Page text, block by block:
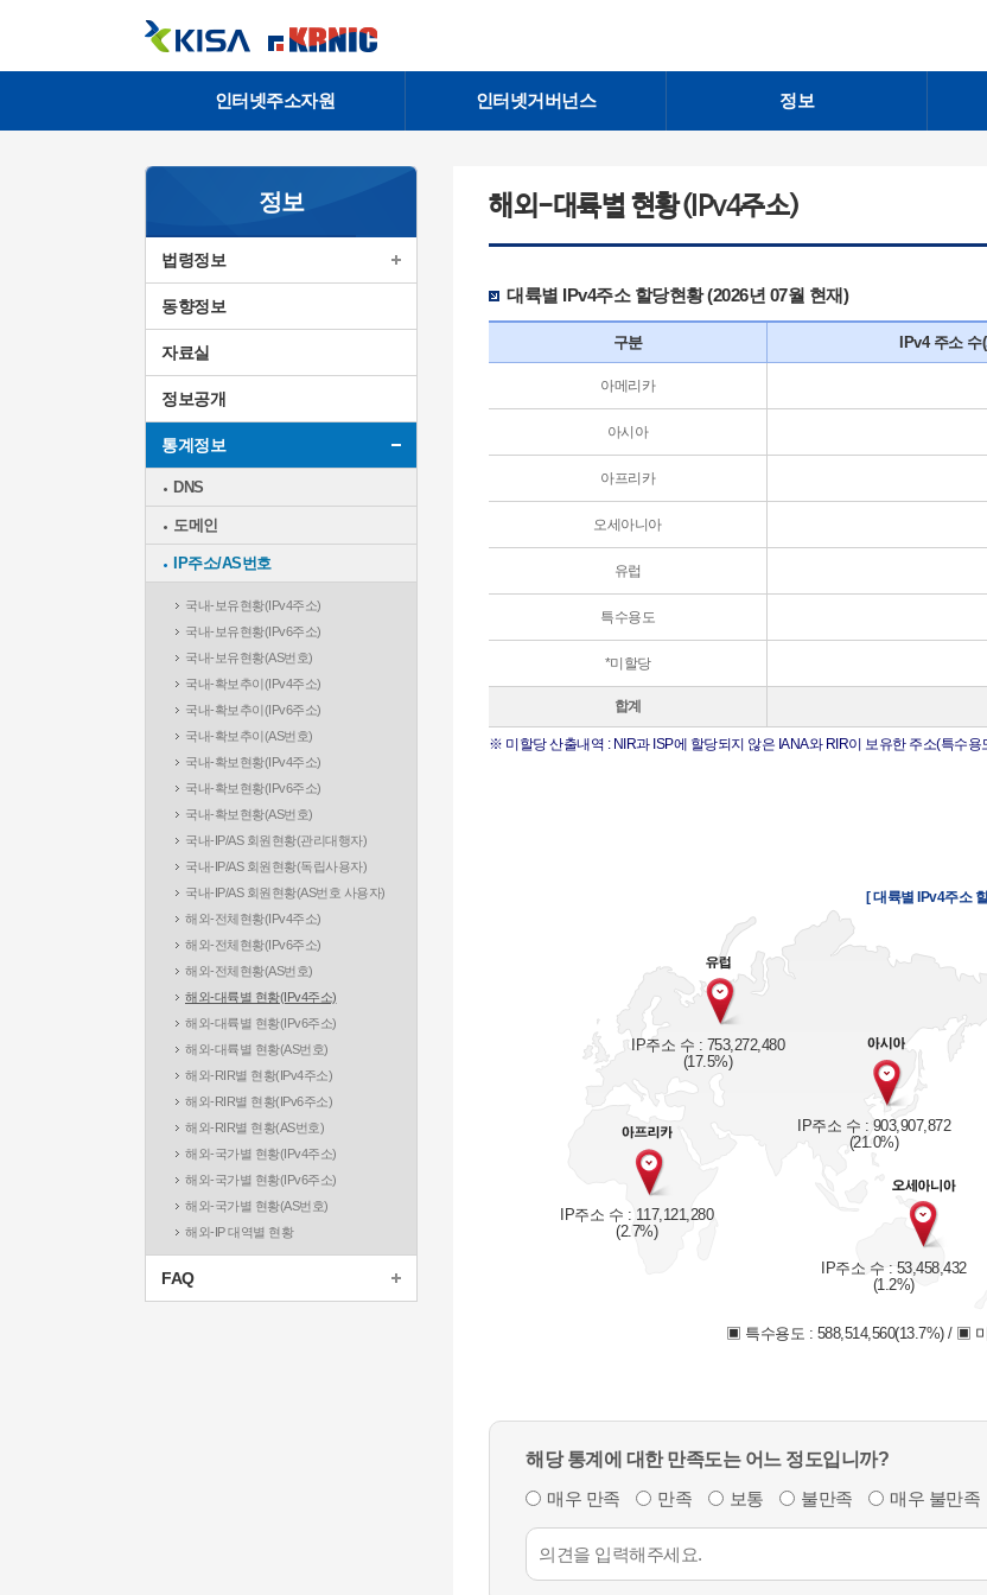
인터넷주소자원 인터넷거버넌스 정보
정보
법령정보
동향정보
자료실
정보공개
통계정보
DNS
도메인
IP주소/AS번호
국내-보유현황(IPv4주소)
국내-보유현황(IPv6주소)
국내-보유현황(AS번호)
국내-확보추이(IPv4주소)
국내-확보추이(IPv6주소)
국내-확보추이(AS번호)
국내-확보현황(IPv4주소)
국내-확보현황(IPv6주소)
국내-확보현황(AS번호)
국내-IP/AS 회원현황(관리대행자)
국내-IP/AS 회원현황(독립사용자)
국내-IP/AS 회원현황(AS번호 사용자)
해외-전체현황(IPv4주소)
해외-전체현황(IPv6주소)
해외-전체현황(AS번호)
해외-대륙별 현황(IPv4주소)
해외-대륙별 현황(IPv6주소)
해외-대륙별 현황(AS번호)
해외-RIR별 현황(IPv4주소)
해외-RIR별 현황(IPv6주소)
해외-RIR별 현황(AS번호)
해외-국가별 현황(IPv4주소)
해외-국가별 현황(IPv6주소)
해외-국가별 현황(AS번호)
해외-IP 대역별 현황
FAQ
해외-대륙별 현황(IPv4주소)
대륙별 IPv4주소 할당현황 (2026년 07월 현재)
구분 IPv4 주소 수
아메리카
아시아
아프리카
오세아니아
유럽
특수용도
*미할당
합계
※ 미할당 산출내역 : NIR과 ISP에 할당되지 않은 IANA와 RIR이 보유한 주소(특수용
[ 대륙별 IPv4주소
IP주소 수 : 903,907,872
(21.0%)
IP주소 수 : 117,121,280
(2.7%)
IP주소 수 : 53,458,432
(1.2%)
IP주소 수 : 753,272,480
(17.5%)
▣ 특수용도 : 588,514,560(13.7%) / ▣
해당 통계에 대한 만족도는 어느 정도입니까?
매우 만족
만족 보통 불만족 매우 불만족